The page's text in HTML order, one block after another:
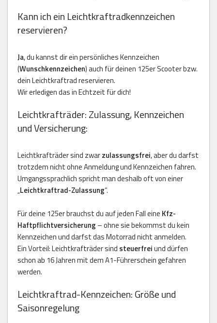
Kann ich ein Leichtkraftradkennzeichen
reservieren?
Ja, du kannst dir ein persönliches Kennzeichen
(Wunschkennzeichen) auch für deinen 125er Scooter bzw.
dein Leichtkraftrad reservieren.
Wir erledigen das in Echtzeit für dich!
Leichtkrafträder: Zulassung, Kennzeichen
und Versicherung:
Leichtkrafträder sind zwarzulassungsfrei, aber du darfst
trotzdem nicht ohne Anmeldung und Kennzeichen fahren.
Umgangssprachlich spricht man deshalb oft von einer
„Leichtkraftrad-Zulassung“.
Für deine 125er brauchst du auf jeden Fall eine Kfz-
Haftpflichtversicherung – ohne sie bekommst du kein
Kennzeichen und darfst das Motorrad nicht anmelden.
Ein Vorteil: Leichtkrafträder sind steuerfreiund dürfen
schon ab 16 Jahren mit dem A1-Führerschein gefahren
werden.
Leichtkraftrad-Kennzeichen: Größe und
Saisonregelung